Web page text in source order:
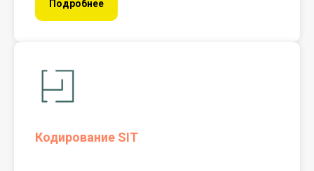
Подробнее
Кодирование SIT